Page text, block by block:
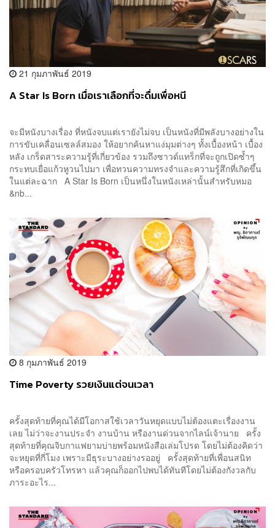
21 กุมภาพันธ์ 2019
A Star Is Born เมื่อเราเลือกที่จะดื่มเพื่อหนี
จะมีหนังบางเรื่อง ที่หนังจบแต่เรายังไม่จบ เป็นหนังที่มีพลังบางอย่างใน
การขับเคลื่อนเซลล์สมอง ให้อยากค้นหาแง่มุมต่างๆ ทั้งเบื้องหน้า เบื้อง
หลัง เกร็ดสาระความรู้ที่เกี่ยวข้อง รวมถึงซาวด์แทร็กที่จะถูกเปิดซ้ำๆ
กระทบเยื่อแก้วหูวนไปมา เพื่อทวนความทรงจำและความรู้สึกที่เกิดขึ้น
ในแต่ละฉาก A Star Is Born เป็นหนึ่งในหนังเหล่านั้นสำหรับหมอ
&nb...
8 กุมภาพันธ์ 2019
Time Poverty รวยเงินแต่จนเวลา
ครั้งสุดท้ายที่คุณได้มีโอกาสใช้เวลาวันหยุดแบบไม่ต้องแตะเรื่องงาน
เลย ไม่ว่าจะงานประจำ งานบ้าน หรืองานด่วนจากไลน์เจ้านาย ครั้ง
สุดท้ายที่คุณจิบกาแฟยามบ่ายพร้อมหนังสือเล่มโปรด โดยไม่ต้องคิดว่า
จะหยุดที่กี่โมง เพราะมีธุระบางอย่างรออยู่ ครั้งสุดท้ายที่เพื่อนสนิท
หรือครอบครัวโทรหา แล้วคุณก็ออกไปพบได้ทันทีโดยไม่ต้องกังวลกับ
ภาระอะไร...